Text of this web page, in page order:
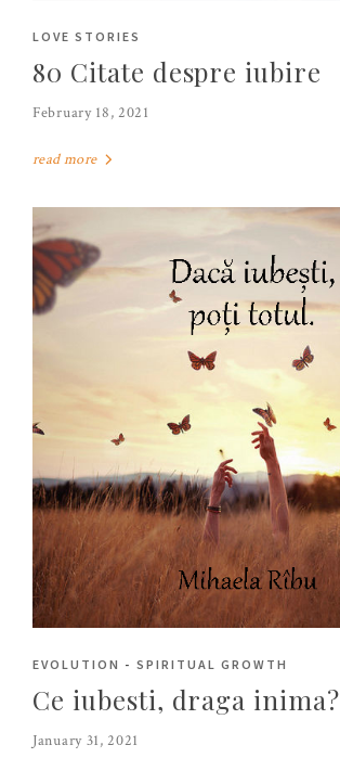
LOVE STORIES
80 Citate despre iubire
February 18, 2021
read more
EVOLUTION - SPIRITUAL GROWTH
Ce iubesti, draga inima?
January 31, 2021